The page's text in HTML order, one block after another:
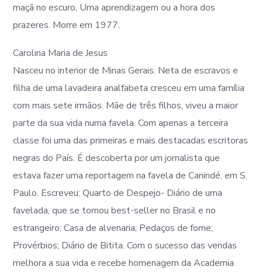
maçã no escuro, Uma aprendizagem ou a hora dos
prazeres. Morre em 1977.
Carolina Maria de Jesus
Nasceu no interior de Minas Gerais. Neta de escravos e
filha de uma lavadeira analfabeta cresceu em uma família
com mais sete irmãos. Mãe de três filhos, viveu a maior
parte da sua vida numa favela. Com apenas a terceira
classe foi uma das primeiras e mais destacadas escritoras
negras do País. É descoberta por um jornalista que
estava fazer uma reportagem na favela de Canindé, em S.
Paulo. Escreveu: Quarto de Despejo- Diário de uma
favelada, que se tornou best-seller no Brasil e no
estrangeiro; Casa de alvenaria; Pedaços de fome;
Provérbios; Diário de Bitita. Com o sucesso das vendas
melhora a sua vida e recebe homenagem da Academia